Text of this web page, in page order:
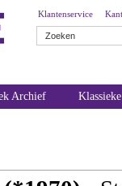
Klantenservice
Archief